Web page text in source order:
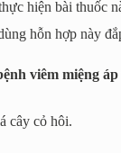
hiện bài thuốc
hỗn hợp này
viêm miệng
cây cỏ hôi.